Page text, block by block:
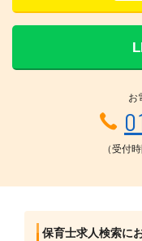
お
（受付
保育士求人検索に